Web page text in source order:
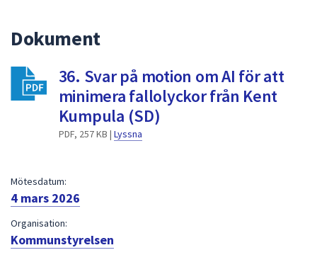
för
att
Dokument
36. Svar på motion om AI för att
minimera fallolyckor från Kent
Kumpula (SD)
PDF, 257 KB | Lyssna
Mötesdatum:
4 mars 2026
Organisation:
Kommunstyrelsen